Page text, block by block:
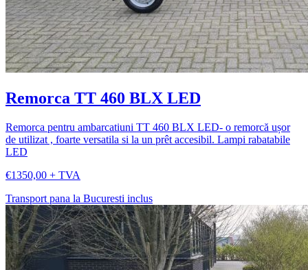
Remorca TT 460 BLX LED
Remorca pentru ambarcatiuni TT 460 BLX LED- o remorcă ușor
de utilizat , foarte versatila si la un prêt accesibil. Lampi rabatabile
LED
€1350,00 + TVA
Transport pana la Bucuresti inclus